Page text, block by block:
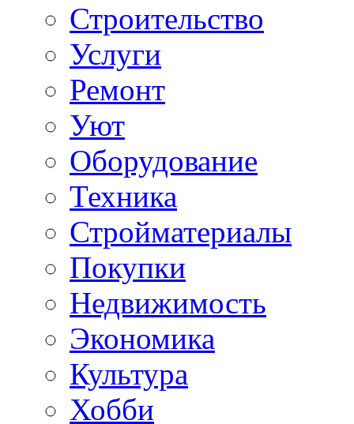
Строительство
Услуги
Ремонт
Уют
Оборудование
Техника
Стройматериалы
Покупки
Недвижимость
Экономика
Культура
Хобби